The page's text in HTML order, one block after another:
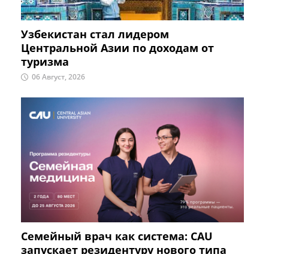
Узбекистан стал лидером
Центральной Азии по доходам от
туризма
06 Август, 2026
Семейный врач как система: CAU
запускает резидентуру нового типа